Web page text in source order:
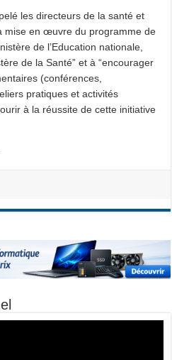
les directeurs de la santé et
mise en œuvre du programme de
de l’Education nationale,
de la Santé” et à “encourager
(conférences,
pratiques et activités
à la réussite de cette initiative